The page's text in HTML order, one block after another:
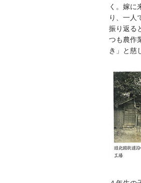
く。嫁に
り、一人
振り返る
つも農作
き」と慈